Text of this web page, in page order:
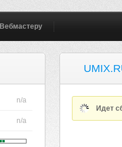
Вебмастеру
n/a
n/a
Идет